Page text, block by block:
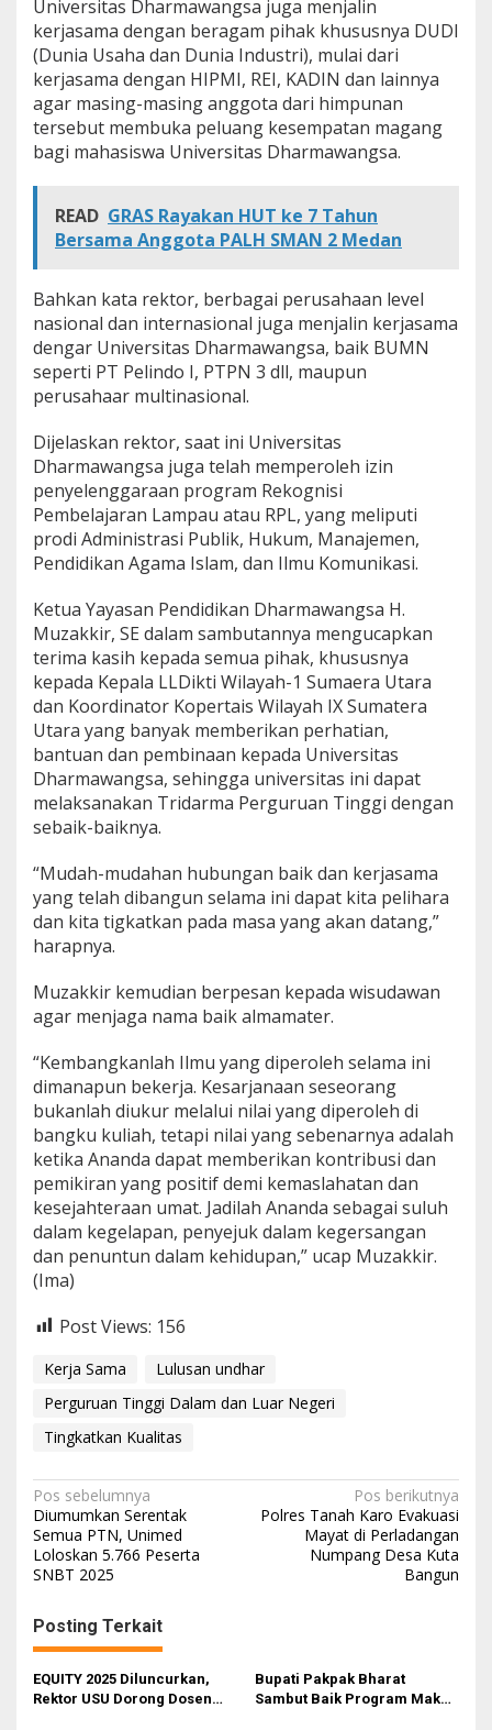
Universitas Dharmawangsa juga menjalin
kerjasama dengan beragam pihak khususnya DUDI
(Dunia Usaha dan Dunia Industri), mulai dari
kerjasama dengan HIPMI, REI, KADIN dan lainnya
agar masing-masing anggota dari himpunan
tersebut membuka peluang kesempatan magang
bagi mahasiswa Universitas Dharmawangsa.
READ GRAS Rayakan HUT ke 7 Tahun
Bersama Anggota PALH SMAN 2 Medan
Bahkan kata rektor, berbagai perusahaan level
nasional dan internasional juga menjalin kerjasama
dengar Universitas Dharmawangsa, baik BUMN
seperti PT Pelindo I, PTPN 3 dll, maupun
perusahaar multinasional.
Dijelaskan rektor, saat ini Universitas
Dharmawangsa juga telah memperoleh izin
penyelenggaraan program Rekognisi
Pembelajaran Lampau atau RPL, yang meliputi
prodi Administrasi Publik, Hukum, Manajemen,
Pendidikan Agama Islam, dan Ilmu Komunikasi.
Ketua Yayasan Pendidikan Dharmawangsa H.
Muzakkir, SE dalam sambutannya mengucapkan
terima kasih kepada semua pihak, khususnya
kepada Kepala LLDikti Wilayah-1 Sumaera Utara
dan Koordinator Kopertais Wilayah IX Sumatera
Utara yang banyak memberikan perhatian,
bantuan dan pembinaan kepada Universitas
Dharmawangsa, sehingga universitas ini dapat
melaksanakan Tridarma Perguruan Tinggi dengan
sebaik-baiknya.
“Mudah-mudahan hubungan baik dan kerjasama
yang telah dibangun selama ini dapat kita pelihara
dan kita tigkatkan pada masa yang akan datang,”
harapnya.
Muzakkir kemudian berpesan kepada wisudawan
agar menjaga nama baik almamater.
“Kembangkanlah Ilmu yang diperoleh selama ini
dimanapun bekerja. Kesarjanaan seseorang
bukanlah diukur melalui nilai yang diperoleh di
bangku kuliah, tetapi nilai yang sebenarnya adalah
ketika Ananda dapat memberikan kontribusi dan
pemikiran yang positif demi kemaslahatan dan
kesejahteraan umat. Jadilah Ananda sebagai suluh
dalam kegelapan, penyejuk dalam kegersangan
dan penuntun dalam kehidupan,” ucap Muzakkir.
(Ima)
Post Views: 156
Kerja Sama
Lulusan undhar
Perguruan Tinggi Dalam dan Luar Negeri
Tingkatkan Kualitas
N
a
v
g
a
s
Pos sebelumnya
Diumumkan Serentak
Semua PTN, Unimed
Loloskan 5.766 Peserta
SNBT 2025
Pos berikutnya
Polres Tanah Karo Evakuasi
Mayat di Perladangan
Numpang Desa Kuta
Bangun
Posting Terkait
EQUITY 2025 Diluncurkan,
Rektor USU Dorong Dosen
Bupati Pakpak Bharat
Sambut Baik Program Makan